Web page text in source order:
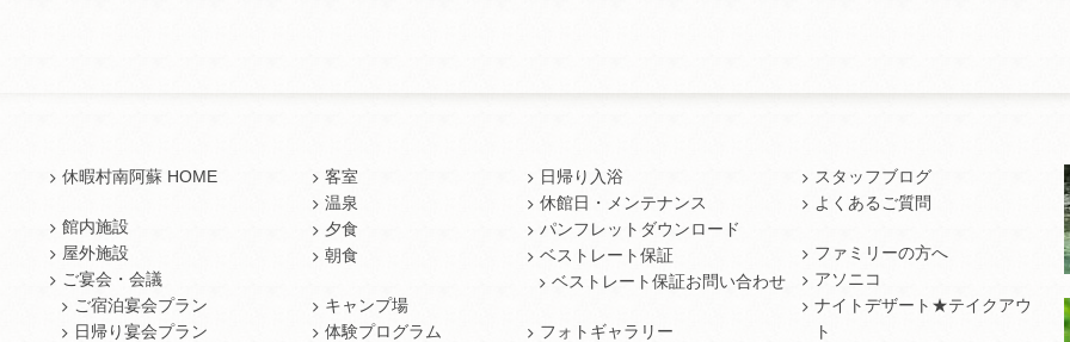
休暇村南阿蘇 HOME
館内施設
屋外施設
ご宴会・会議
ご宿泊宴会プラン
日帰り宴会プラン
客室
温泉
夕食
朝食
キャンプ場
体験プログラム
日帰り入浴
休館日・メンテナンス
パンフレットダウンロード
ベストレート保証
ベストレート保証お問い合わせ
フォトギャラリー
スタッフブログ
よくあるご質問
ファミリーの方へ
アソニコ
ナイトデザート★テイクアウ
ト